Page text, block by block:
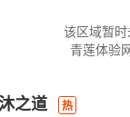
该区域暂
青莲体验
之道 热